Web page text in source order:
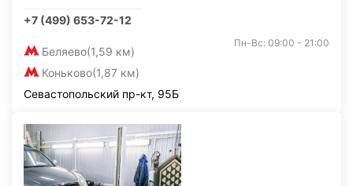
+7 (499) 653-72-12
Беляево(1,59 км)
Коньково(1,87 км)
Пн-Вс: 09:00 - 21:00
Севастопольский пр-кт, 95Б